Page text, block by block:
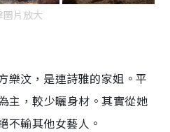
圖片放大
樂汶，是連詩雅的家姐。平
主，較少曬身材。其實從她
不輸其他女藝人。